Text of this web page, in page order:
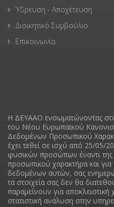
Ύδρευση - Αποχέτευση
Διοικητικό Συμβούλιο
Επικοινωνία
Η ΔΕΥΑAO ενσωματώνοντας
του Νέου Ευρωπαϊκού
Δεδομένων Προσωπικού
έχει τεθεί σε ισχύ από 25/05/
φυσικών προσώπων έναντι
προσωπικού χαρακτήρα και
δεδομένων αυτών, σας
τα στοιχεία σας δεν θα
παραμείνουν για αποκλειστική
στατιστική ανάλυση στην